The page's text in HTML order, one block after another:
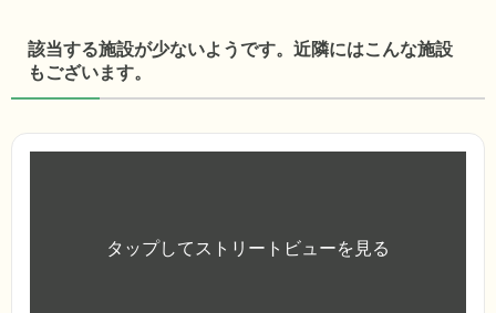
該当する施設が少ないようです。近隣にはこんな施設
もございます。